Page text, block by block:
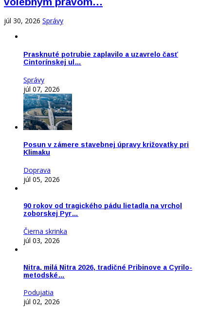
júl 30, 2026 Správy
Prasknuté potrubie zaplavilo a uzavrelo časť
Cintorínskej ul…
Správy
júl 07, 2026
Posun v zámere stavebnej úpravy križovatky pri
Klimaku
Doprava
júl 05, 2026
90 rokov od tragického pádu lietadla na vrchol
zoborskej Pyr…
Čierna skrinka
júl 03, 2026
Nitra, milá Nitra 2026, tradičné Pribinove a Cyrilo-
metodské…
Podujatia
júl 02, 2026